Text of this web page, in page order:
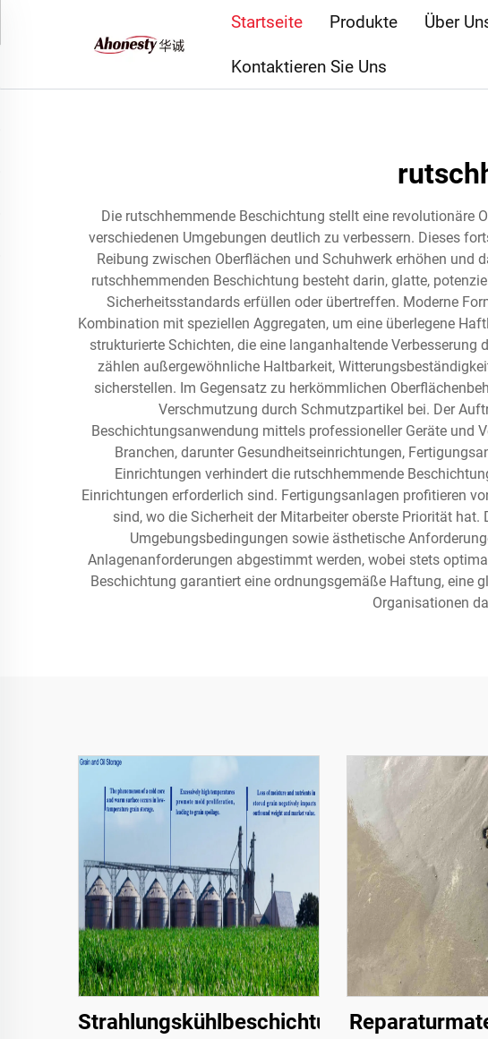
Startseite Produkte Über
Kontaktieren Sie Uns
Die rutschhemmende Beschichtung stellt eine revolutionäre
verschiedenen Umgebungen deutlich zu verbessern. Dieses
Reibung zwischen Oberflächen und Schuhwerk erhöhen
rutschhemmenden Beschichtung besteht darin, glatte,
Sicherheitsstandards erfüllen oder übertreffen. Moderne
Kombination mit speziellen Aggregaten, um eine überlegene
strukturierte Schichten, die eine langanhaltende
zählen außergewöhnliche Haltbarkeit,
sicherstellen. Im Gegensatz zu herkömmlichen
Verschmutzung durch Schmutzpartikel bei. Der
Beschichtungsanwendung mittels professioneller Geräte und
Branchen, darunter Gesundheitseinrichtungen,
Einrichtungen verhindert die rutschhemmende
Einrichtungen erforderlich sind. Fertigungsanlagen profitieren
sind, wo die Sicherheit der Mitarbeiter oberste Priorität
Umgebungsbedingungen sowie ästhetische
Anlagenanforderungen abgestimmt werden, wobei stets
Beschichtung garantiert eine ordnungsgemäße Haftung, eine
Organisationen
Strahlungskühlbeschichtungen